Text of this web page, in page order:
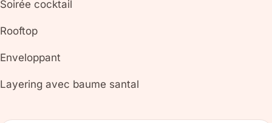
Soirée cocktail
Rooftop
Enveloppant
Layering avec baume santal